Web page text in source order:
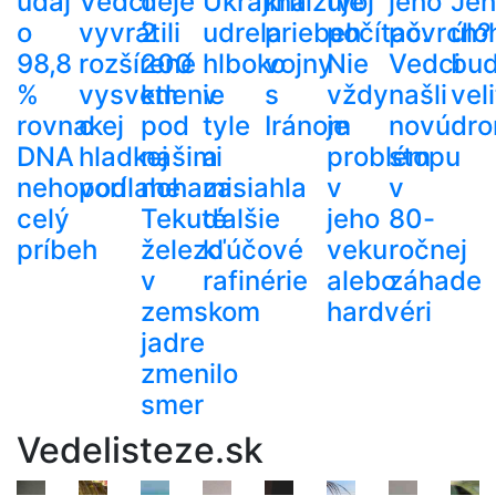
o
98,8
%
rovnakej
DNA
nehovorí
celý
príbeh
vyvrátili
rozšírené
vysvetlenie
o
hladkej
podlahe
2
200
km
pod
našimi
nohami.
Tekuté
železo
v
zemskom
jadre
zmenilo
smer
udrela
hlboko
v
tyle
a
zasiahla
ďalšie
kľúčové
rafinérie
priebeh
vojny
s
Iránom
počítač.
Nie
vždy
je
problém
v
jeho
veku
alebo
hardvéri
povrch?
Vedci
našli
novú
stopu
v
80-
ročnej
záhade
Vedelisteze.sk